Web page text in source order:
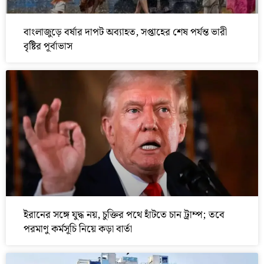
বাংলাজুড়ে বর্ষার দাপট অব্যাহত, সপ্তাহের শেষ পর্যন্ত ভারী
বৃষ্টির পূর্বাভাস
ইরানের সঙ্গে যুদ্ধ নয়, চুক্তির পথে হাঁটতে চান ট্রাম্প; তবে
পরমাণু কর্মসূচি নিয়ে কড়া বার্তা